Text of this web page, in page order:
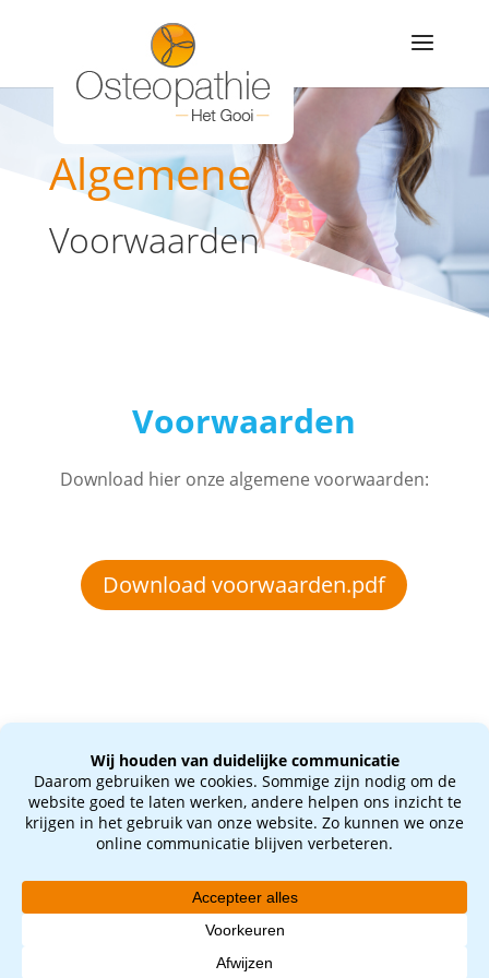
Algemene
Voorwaarden
Voorwaarden
Download hier onze algemene voorwaarden:
Download voorwaarden.pdf
Disclaimer Privacybeleid
Voorwaarden
Contact
voorbehouden